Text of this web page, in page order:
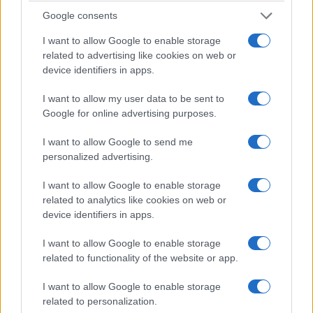
Google consents
I want to allow Google to enable storage
related to advertising like cookies on web or
device identifiers in apps.
I want to allow my user data to be sent to
Google for online advertising purposes.
I want to allow Google to send me
personalized advertising.
I want to allow Google to enable storage
related to analytics like cookies on web or
device identifiers in apps.
I want to allow Google to enable storage
related to functionality of the website or app.
I want to allow Google to enable storage
related to personalization.
destinazione, che spesso dispongono di protocolli
di emergenza e liste di strutture ricettive partner
pronte a offrire sistemazioni di soccorso a tariffe
agevolate o con formule di solidarietà,
esattamente come dimostrato dalla virtuosa
reazione dell’accoglienza romagnola.
Enrico Foscarini, 8 agosto 2026